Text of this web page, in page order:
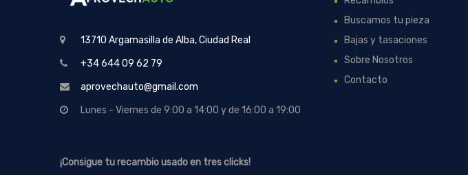
13710 Argamasilla de Alba, Ciudad Real
+34 644 09 62 79
aprovechauto@gmail.com
Lunes - Viernes de 9:00 a 14:00 y de 16:00 a 19:00
¡Consigue tu recambio usado en tres clicks!
Buscamos tu pieza
Bajas y tasaciones
Sobre Nosotros
Contacto